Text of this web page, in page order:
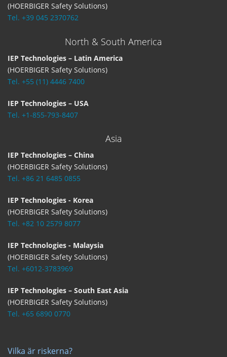
(HOERBIGER Safety Solutions)
Tel. +39 045 2370762
North & South America
IEP Technologies – Latin America
(HOERBIGER Safety Solutions)
Tel. +55 (11) 4446 7400
IEP Technologies – USA
Tel. +1-855-793-8407
Asia
IEP Technologies – China
(HOERBIGER Safety Solutions)
Tel. +86 21 6485 0855
IEP Technologies - Korea
(HOERBIGER Safety Solutions)
Tel. +82 10 2579 8077
IEP Technologies - Malaysia
(HOERBIGER Safety Solutions)
Tel. +6012-3783969
IEP Technologies – South East Asia
(HOERBIGER Safety Solutions)
Tel. +65 6890 0770
Vilka är riskerna?